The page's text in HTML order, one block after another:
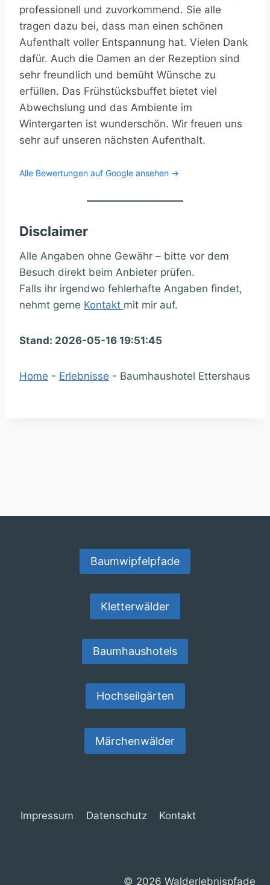
professionell und zuvorkommend. Sie alle
tragen dazu bei, dass man einen schönen
Aufenthalt voller Entspannung hat. Vielen Dank
dafür. Auch die Damen an der Rezeption sind
sehr freundlich und bemüht Wünsche zu
erfüllen. Das Frühstücksbuffet bietet viel
Abwechslung und das Ambiente im
Wintergarten ist wunderschön. Wir freuen uns
sehr auf unseren nächsten Aufenthalt.
Alle Bewertungen auf Google ansehen →
Disclaimer
Alle Angaben ohne Gewähr – bitte vor dem
Besuch direkt beim Anbieter prüfen.
Falls ihr irgendwo fehlerhafte Angaben findet,
nehmt gerne Kontakt mit mir auf.
Stand: 2026-05-16 19:51:45
Home - Erlebnisse - Baumhaushotel Ettershaus
Baumwipfelpfade
Kletterwälder
Baumhaushotels
Hochseilgärten
Märchenwälder
Impressum Datenschutz Kontakt
© 2026 Walderlebnispfade